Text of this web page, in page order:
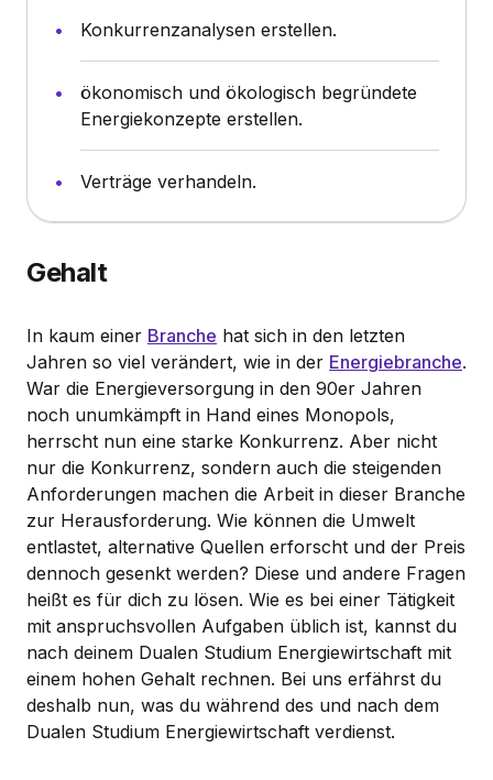
Konkurrenzanalysen erstellen.
ökonomisch und ökologisch begründete
Energiekonzepte erstellen.
Verträge verhandeln.
Gehalt
In kaum einer Branche hat sich in den letzten
Jahren so viel verändert, wie in der Energiebranche.
War die Energieversorgung in den 90er Jahren
noch unumkämpft in Hand eines Monopols,
herrscht nun eine starke Konkurrenz. Aber nicht
nur die Konkurrenz, sondern auch die steigenden
Anforderungen machen die Arbeit in dieser Branche
zur Herausforderung. Wie können die Umwelt
entlastet, alternative Quellen erforscht und der Preis
dennoch gesenkt werden? Diese und andere Fragen
heißt es für dich zu lösen. Wie es bei einer Tätigkeit
mit anspruchsvollen Aufgaben üblich ist, kannst du
nach deinem Dualen Studium Energiewirtschaft mit
einem hohen Gehalt rechnen. Bei uns erfährst du
deshalb nun, was du während des und nach dem
Dualen Studium Energiewirtschaft verdienst.